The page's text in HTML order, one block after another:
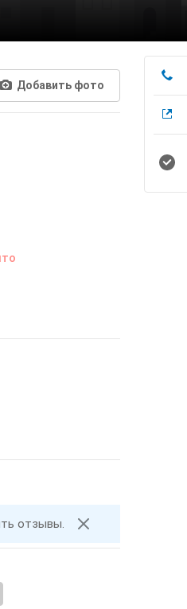
Добавить фото
отзывы.